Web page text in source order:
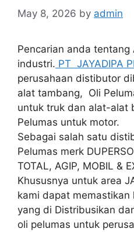
May 8, 2026 by admin
Pencarian anda tentang
industri. PT JAYADIPA
perusahaan distibutor
alat tambang, Oli
untuk truk dan alat-alat
Pelumas untuk motor.
Sebagai salah satu
Pelumas merk
TOTAL, AGIP, MOBIL &
Khususnya untuk area
kami dapat
yang di Distribusikan
oli pelumas untuk